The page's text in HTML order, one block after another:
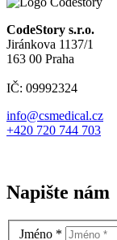
CodeStory s.r.o.
Jiránkova 1137/1
163 00 Praha
IČ: 09992324
info@csmedical.cz
+420 720 744 703
Napište nám
Jméno *